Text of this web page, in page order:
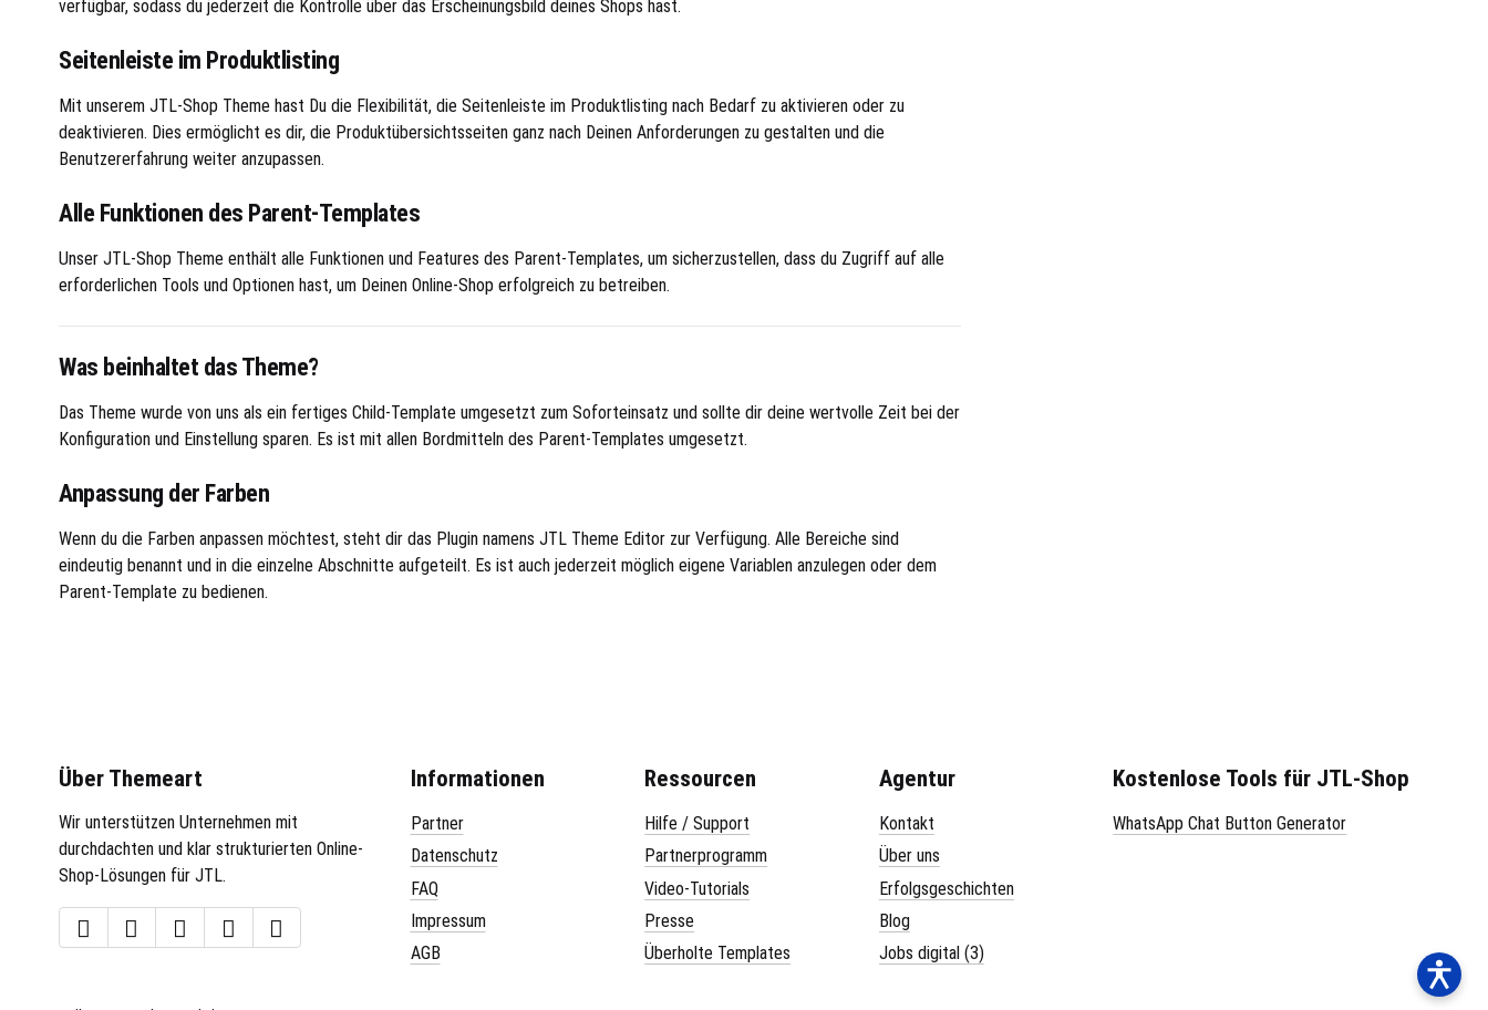
verfügbar, sodass du jederzeit die Kontrolle über das Erscheinungsbild deines Shops hast.
Seitenleiste im Produktlisting
Mit unserem JTL-Shop Theme hast Du die Flexibilität, die Seitenleiste im Produktlisting nach Bedarf zu aktivieren oder zu
deaktivieren. Dies ermöglicht es dir, die Produktübersichtsseiten ganz nach Deinen Anforderungen zu gestalten und die
Benutzererfahrung weiter anzupassen.
Alle Funktionen des Parent-Templates
Unser JTL-Shop Theme enthält alle Funktionen und Features des Parent-Templates, um sicherzustellen, dass du Zugriff auf alle
erforderlichen Tools und Optionen hast, um Deinen Online-Shop erfolgreich zu betreiben.
Was beinhaltet das Theme?
Das Theme wurde von uns als ein fertiges Child-Template umgesetzt zum Soforteinsatz und sollte dir deine wertvolle Zeit bei der
Konfiguration und Einstellung sparen. Es ist mit allen Bordmitteln des Parent-Templates umgesetzt.
Anpassung der Farben
Wenn du die Farben anpassen möchtest, steht dir das Plugin namens JTL Theme Editor zur Verfügung. Alle Bereiche sind
eindeutig benannt und in die einzelne Abschnitte aufgeteilt. Es ist auch jederzeit möglich eigene Variablen anzulegen oder dem
Parent-Template zu bedienen.
Über Themeart
Wir unterstützen Unternehmen mit
durchdachten und klar strukturierten Online-
Shop-Lösungen für JTL.
Informationen
Partner
Datenschutz
FAQ
Impressum
AGB
Ressourcen
Hilfe / Support
Partnerprogramm
Video-Tutorials
Presse
Überholte Templates
Agentur
Kontakt
Über uns
Erfolgsgeschichten
Blog
Jobs digital (3)
Kostenlose Tools für JTL-Shop
WhatsApp Chat Button Generator